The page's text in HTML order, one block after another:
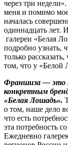
через три
меня и помимо
началась
одиннадцать лет.
галереи «Белая
подробно узнать,
только
том, что у «Белой
Франшиза — это
конкретным
«Белая Лошадь».
о том, наше дело
что есть
эта потребность
Ежедневно